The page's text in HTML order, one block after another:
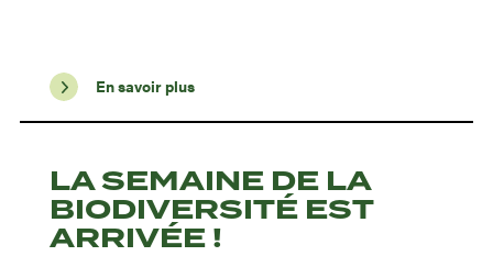
En savoir plus
LA SEMAINE DE LA
BIODIVERSITÉ EST
ARRIVÉE !